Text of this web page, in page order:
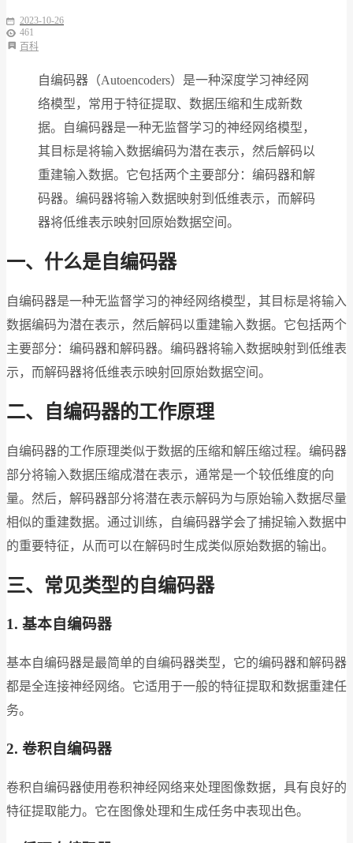
2023-10-26
461
百科
自编码器（Autoencoders）是一种深度学习神经网
络模型，常用于特征提取、数据压缩和生成新数
据。自编码器是一种无监督学习的神经网络模型，
其目标是将输入数据编码为潜在表示，然后解码以
重建输入数据。它包括两个主要部分：编码器和解
码器。编码器将输入数据映射到低维表示，而解码
器将低维表示映射回原始数据空间。
一、什么是自编码器
自编码器是一种无监督学习的神经网络模型，其目标是将输入
数据编码为潜在表示，然后解码以重建输入数据。它包括两个
主要部分：编码器和解码器。编码器将输入数据映射到低维表
示，而解码器将低维表示映射回原始数据空间。
二、自编码器的工作原理
自编码器的工作原理类似于数据的压缩和解压缩过程。编码器
部分将输入数据压缩成潜在表示，通常是一个较低维度的向
量。然后，解码器部分将潜在表示解码为与原始输入数据尽量
相似的重建数据。通过训练，自编码器学会了捕捉输入数据中
的重要特征，从而可以在解码时生成类似原始数据的输出。
三、常见类型的自编码器
1. 基本自编码器
基本自编码器是最简单的自编码器类型，它的编码器和解码器
都是全连接神经网络。它适用于一般的特征提取和数据重建任
务。
2. 卷积自编码器
卷积自编码器使用卷积神经网络来处理图像数据，具有良好的
特征提取能力。它在图像处理和生成任务中表现出色。